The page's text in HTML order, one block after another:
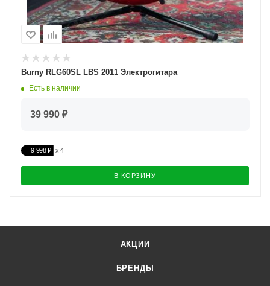
Burny RLG60SL LBS 2011 Электрогитара
Есть в наличии
39 990 ₽
9 998 ₽
В КОРЗИНУ
АКЦИИ
БРЕНДЫ